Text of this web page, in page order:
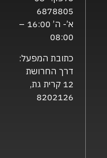
6878805
א’- ה’ 16:00 –
08:00
כתובת המפעל:
דרך החרושת
12 קרית גת,
8202126